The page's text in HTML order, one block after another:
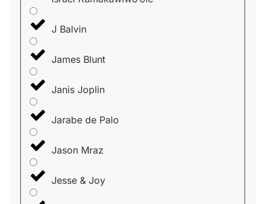
J Balvin
James Blunt
Janis Joplin
Jarabe de Palo
Jason Mraz
Jesse & Joy